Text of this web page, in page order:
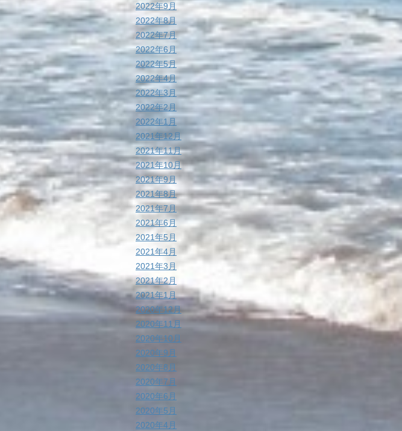
2022年9月
2022年8月
2022年7月
2022年6月
2022年5月
2022年4月
2022年3月
2022年2月
2022年1月
2021年12月
2021年11月
2021年10月
2021年9月
2021年8月
2021年7月
2021年6月
2021年5月
2021年4月
2021年3月
2021年2月
2021年1月
2020年12月
2020年11月
2020年10月
2020年9月
2020年8月
2020年7月
2020年6月
2020年5月
2020年4月